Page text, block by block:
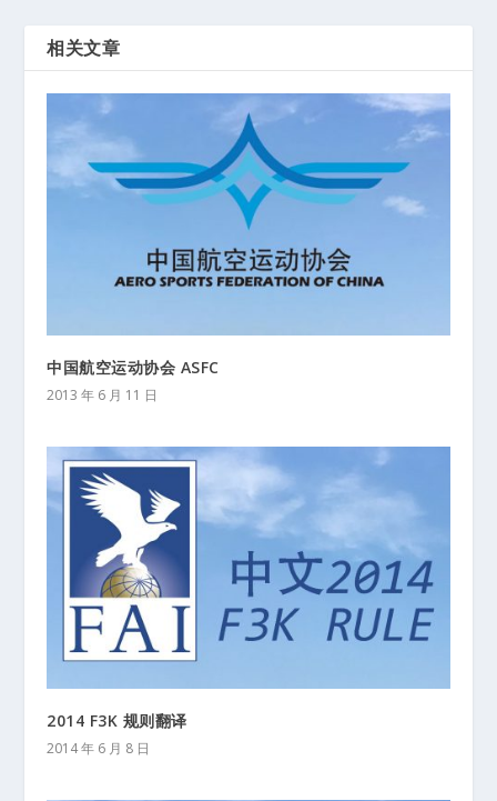
相关文章
中国航空运动协会 ASFC
2013 年 6 月 11 日
2014 F3K 规则翻译
2014 年 6 月 8 日